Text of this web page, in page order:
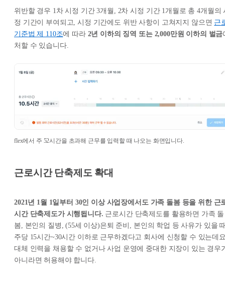
위반할 경우 1차 시정 기간 3개월, 2차 시정 기간 1개월로 총 4개월의
정 기간이 부여되고, 시정 기간에도 위반 사항이 고쳐지지 않으면 근
기준법 제 110조에 따라 2년 이하의 징역 또는 2,000만원 이하의 벌금
처할 수 있습니다.
flex에서 주 52시간을 초과해 근무를 입력할 때 나오는 화면입니다.
근로시간 단축제도 확대
2021년 1월 1일부터 30인 이상 사업장에서도 가족 돌봄 등을 위한 근
시간 단축제도가 시행됩니다. 근로시간 단축제도를 활용하면 가족 돌
봄, 본인의 질병, (55세 이상)은퇴 준비, 본인의 학업 등 사유가 있을
주당 15시간~30시간 이하로 근무하겠다고 회사에 신청할 수 있는데
대체 인력을 채용할 수 없거나 사업 운영에 중대한 지장이 있는 경우
아니라면 허용해야 합니다.